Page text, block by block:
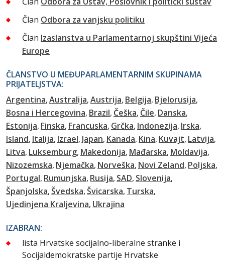
Član Odbora za vanjsku politiku
Član Izaslanstva u Parlamentarnoj skupštini Vijeća
Europe
ČLANSTVO U MEĐUPARLAMENTARNIM SKUPINAMA
PRIJATELJSTVA:
Argentina Australija Austrija Belgija Bjelorusija
Bosna i Hercegovina Brazil Češka Čile Danska
Estonija Finska Francuska Grčka Indonezija Irska
Island Italija Izrael Japan Kanada Kina Kuvajt Latvija
Litva Luksemburg Makedonija Mađarska Moldavija
Nizozemska Njemačka Norveška Novi Zeland Poljska
Portugal Rumunjska Rusija SAD Slovenija
Španjolska Švedska Švicarska Turska
Ujedinjena Kraljevina Ukrajina
IZABRAN:
lista Hrvatske socijalno-liberalne stranke i
Socijaldemokratske partije Hrvatske